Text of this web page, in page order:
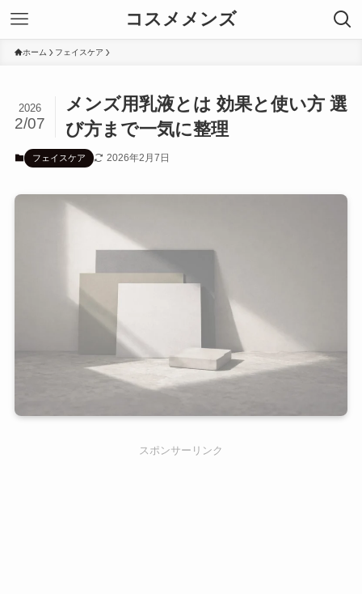
コスメメンズ
ホーム フェイスケア
メンズ用乳液とは 効果と使い方 選
び方まで一気に整理
2026
2/07
フェイスケア 2026年2月7日
スポンサーリンク